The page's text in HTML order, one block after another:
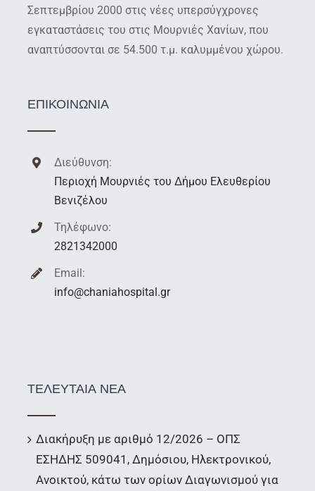
Σεπτεμβρίου 2000 στις νέες υπερσύγχρονες
εγκαταστάσεις του στις Μουρνιές Χανίων, που
αναπτύσσονται σε 54.500 τ.μ. καλυμμένου χώρου.
ΕΠΙΚΟΙΝΩΝΙΑ
Διεύθυνση:
Περιοχή Μουρνιές του Δήμου Ελευθερίου
Βενιζέλου
Τηλέφωνο:
2821342000
Email:
info@chaniahospital.gr
ΤΕΛΕΥΤΑΙΑ ΝΕΑ
Διακήρυξη με αριθμό 12/2026 – ΟΠΣ
ΕΣΗΔΗΣ 509041, Δημόσιου, Ηλεκτρονικού,
Ανοικτού, κάτω των ορίων Διαγωνισμού για